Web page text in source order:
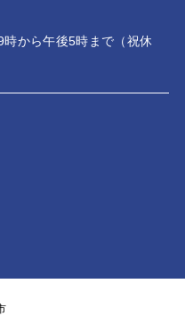
から午後5時まで（祝休